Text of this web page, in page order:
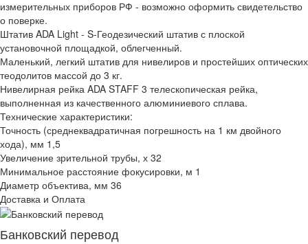
измерительных приборов РФ - возможно оформить свидетельство
о поверке.
Штатив ADA Light - S-Геодезический штатив с плоской
установочной площадкой, облегченный.
Маленький, легкий штатив для нивелиров и простейших оптических
теодолитов массой до 3 кг.
Нивелирная рейка ADA STAFF 3 телескопическая рейка,
выполненная из качественного алюминиевого сплава.
Технические характеристики:
Точность (среднеквадратичная погрешность на 1 км двойного
хода), мм 1,5
Увеличение зрительной трубы, х 32
Минимальное расстояние фокусировки, м 1
Диаметр объектива, мм 36
Доставка и Оплата
Банковский перевод